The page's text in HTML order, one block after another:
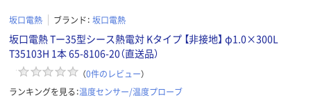
坂口電熱 ブランド： 坂口電熱
坂口電熱 Tー35型シース熱電対 Kタイプ 【非接地】 φ1.0×300L
T35103H 1本 65-8106-20（直送品）
（0件のレビュー）
ランキングを見る：温度センサー/温度プローブ